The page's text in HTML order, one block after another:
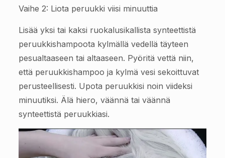
Vaihe 2: Liota peruukki viisi minuuttia
Lisää yksi tai kaksi ruokalusikallista synteettistä
peruukkishampoota kylmällä vedellä täyteen
pesualtaaseen tai altaaseen. Pyöritä vettä niin,
että peruukkishampoo ja kylmä vesi sekoittuvat
perusteellisesti. Upota peruukkisi noin viideksi
minuutiksi. Älä hiero, väännä tai väännä
synteettistä peruukkiasi.